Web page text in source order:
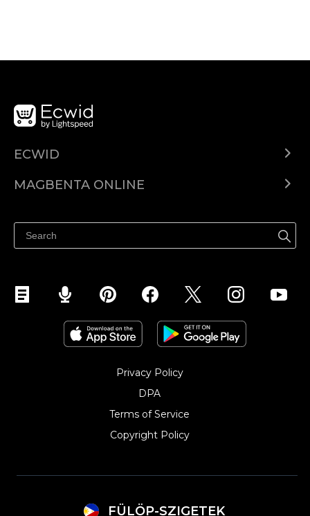
ECWID
Help center
MAGBENTA ONLINE
Ibenta sa Facebook
Privacy Policy
DPA
Terms of Service
Copyright Policy‎
FÜLÖP-SZIGETEK